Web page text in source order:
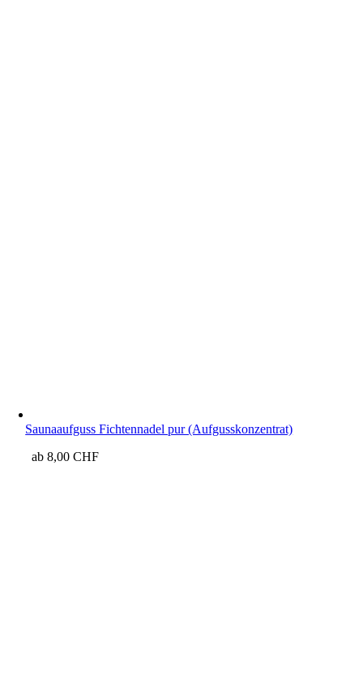
Saunaaufguss Fichtennadel pur (Aufgusskonzentrat)
ab8,00CHF